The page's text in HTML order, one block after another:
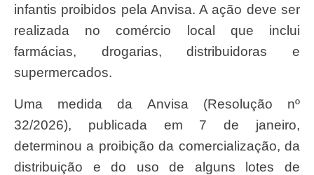
infantis proibidos pela Anvisa. A ação deve ser
realizada no comércio local que inclui
farmácias, drogarias, distribuidoras e
supermercados.
Uma medida da Anvisa (Resolução nº
32/2026), publicada em 7 de janeiro,
determinou a proibição da comercialização, da
distribuição e do uso de alguns lotes de